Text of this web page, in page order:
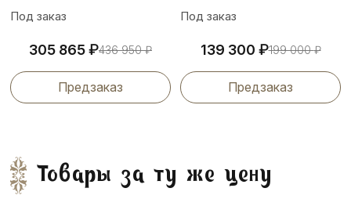
Под заказ
305 865₽436 950₽
Предзаказ
Под заказ
139 300 ₽199 000₽
Предзаказ
Товары за ту же цену